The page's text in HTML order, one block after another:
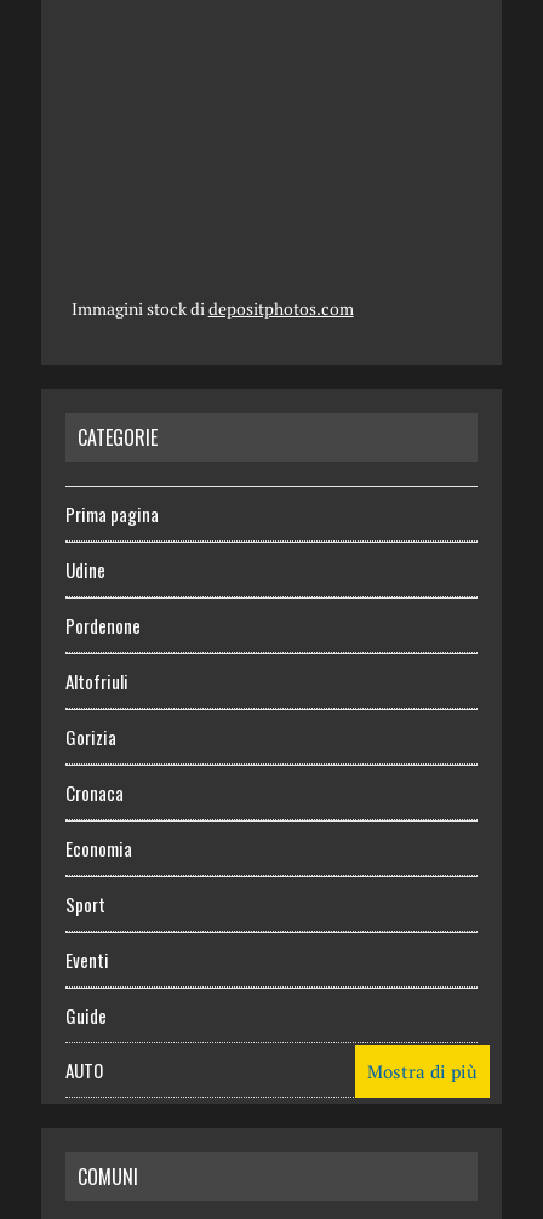
Immagini stock didepositphotos.com
CATEGORIE
Prima pagina
Udine
Pordenone
Altofriuli
Gorizia
Cronaca
Economia
Sport
Eventi
Guide
AUTO
RISPARMIO
Mostra di più
COMUNI